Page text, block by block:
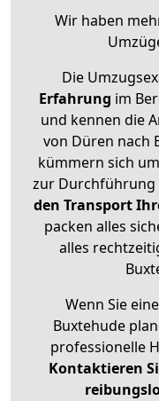
Wir haben
Die
Erfahrung im
und kennen die
von Düren nach
kümmern sich
zur Durchführung
den Transport
packen alles
alles
Wenn Sie
Buxtehude
professionelle
Kontaktieren